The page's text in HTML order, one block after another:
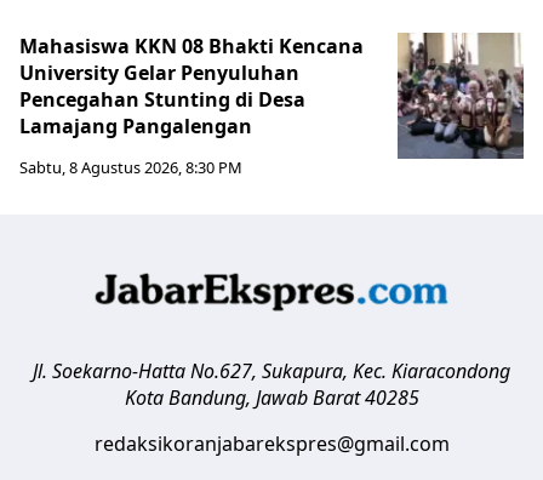
Mahasiswa KKN 08 Bhakti Kencana
University Gelar Penyuluhan
Pencegahan Stunting di Desa
Lamajang Pangalengan
Sabtu, 8 Agustus 2026, 8:30 PM
Jl. Soekarno-Hatta No.627, Sukapura, Kec. Kiaracondong
Kota Bandung, Jawab Barat 40285
redaksikoranjabarekspres@gmail.com